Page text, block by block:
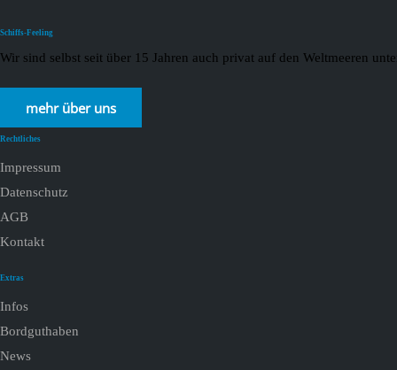
Schiffs-Feeling
Wir sind selbst seit über 15 Jahren auch privat auf den Weltmeeren
mehr über uns
Rechtliches
Impressum
Datenschutz
AGB
Kontakt
Extras
Infos
Bordguthaben
News